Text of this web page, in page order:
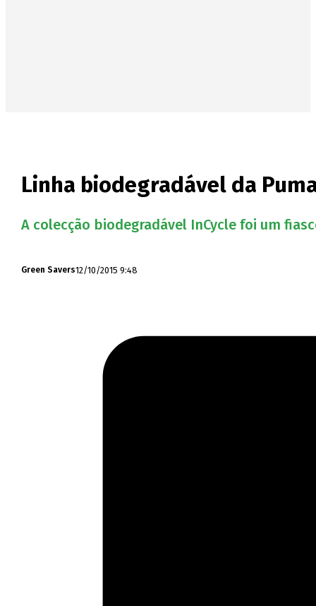
Linha biodegradável da
A colecção biodegradável InCycle foi um
Green Savers12/10/2015 9:48